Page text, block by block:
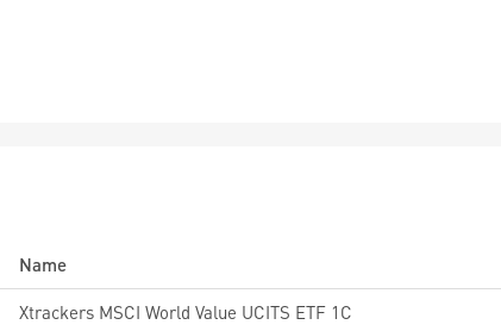
Name
Xtrackers MSCI World Value UCITS ETF 1C